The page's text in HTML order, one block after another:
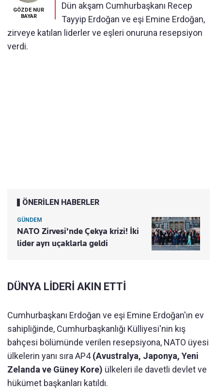
GÖZDE NUR
BAYAR
Dün akşam Cumhurbaşkanı Recep
Tayyip Erdoğan ve eşi Emine Erdoğan,
zirveye katılan liderler ve eşleri onuruna resepsiyon
verdi.
ÖNERİLEN HABERLER
GÜNDEM
NATO Zirvesi'nde Çekya krizi! İki
lider ayrı uçaklarla geldi
DÜNYA LİDERİ AKIN ETTİ
Cumhurbaşkanı Erdoğan ve eşi Emine Erdoğan'ın ev
sahipliğinde, Cumhurbaşkanlığı Külliyesi'nin kış
bahçesi bölümünde verilen resepsiyona, NATO üyesi
ülkelerin yanı sıra AP4(Avustralya, Japonya, Yeni
Zelanda ve Güney Kore) ülkeleri ile davetli devlet ve
hükümet başkanları katıldı.